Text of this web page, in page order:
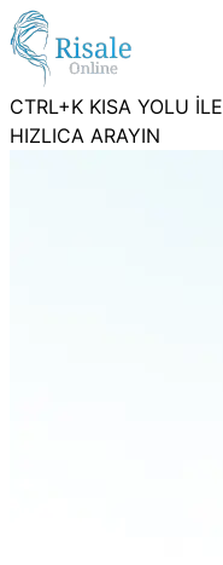
CTRL+K KISA YOLU İLE
HIZLICA ARAYIN